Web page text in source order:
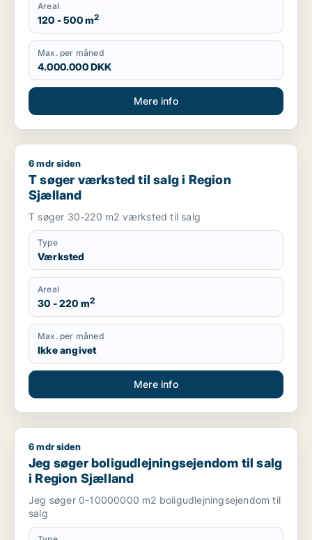
Areal
120 - 500 m2
Max. per måned
4.000.000 DKK
Mere info
T søger værksted til salg i Region Sjælland
6 mdr siden
T søger værksted til salg i Region
Sjælland
T søger 30-220 m2 værksted til salg
Type
Værksted
Areal
30 - 220 m2
Max. per måned
Ikke angivet
Mere info
Jeg søger boligudlejningsejendom til salg i Region Sjælland
6 mdr siden
Jeg søger boligudlejningsejendom til salg
i Region Sjælland
Jeg søger 0-10000000 m2 boligudlejningsejendom til
salg